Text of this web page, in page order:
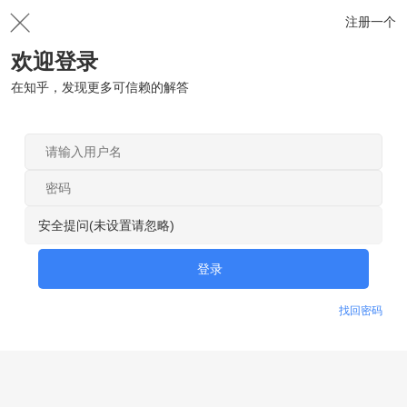
注册一个
欢迎登录
在知乎，发现更多可信赖的解答
安全提问(未设置请忽略)
登录
找回密码